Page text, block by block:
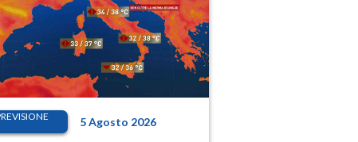
5 Agosto 2026